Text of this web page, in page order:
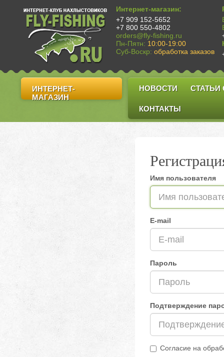
Интернет-магазин:
+7 909 152-5652
+7 800 550-4802
orders@fly-fishing.ru
Пн-Пятн: 10:00-19:00
Суб-Воскр: обработка заказов
ИНТЕРНЕТ-
МАГАЗИН
НОВОСТИ СТАТЬИ
КОНТАКТЫ
Имя пользователя
E-mail
Пароль
Подтверждение
Согласие на